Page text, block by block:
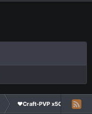
❤Craft-PVP x50★